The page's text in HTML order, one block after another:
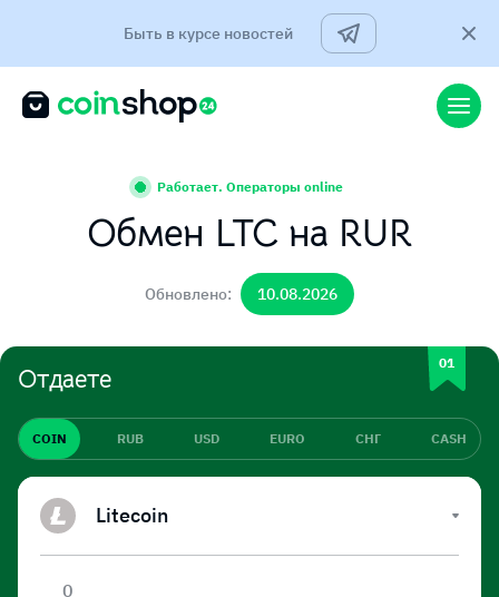
Быть в курсе новостей
Работает. Операторы online
Обмен LTC на RUR
Обновлено: 10.08.2026
Отдаете
COIN RUB USD EURO СНГ CASH
Litecoin